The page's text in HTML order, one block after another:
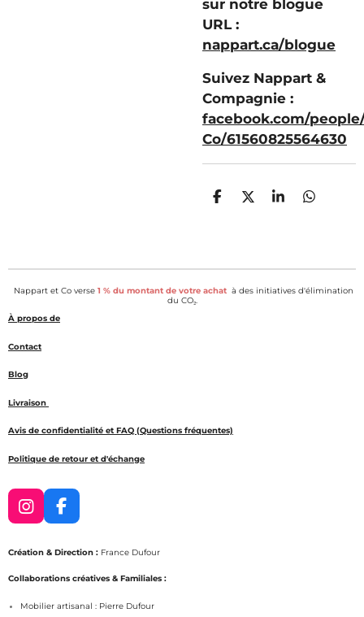
sur notre blogue
URL :
nappart.ca/blogue
Suivez Nappart &
Compagnie :
facebook.com/
Co/61560825564630
P
g
r
P
g
r
P
g
e
r
P
g
e
r
Nappart et Co verse 1 % du montant de votre achat à des initiatives d'élimination
du CO₂.
À propos de
Contact
Blog
Livraison
Avis de confidentialité et FAQ (Questions fréquentes)
Politique de retour et d'échange
I
s
a
r
F
c
b
o
Création & Direction : France Dufour
Collaborations créatives & Familiales :
Mobilier artisanal : Pierre Dufour